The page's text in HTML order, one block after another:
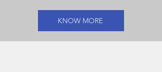
KNOW MORE